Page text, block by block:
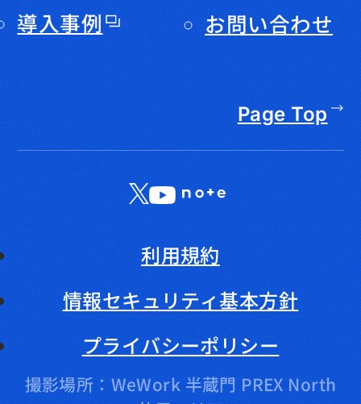
導入事例
お問い合わせ
Page Top
XLinkedIn
YouTube
利用規約
情報セキュリティ基本方針
プライバシーポリシー
撮影場所：WeWork 半蔵門 PREX North